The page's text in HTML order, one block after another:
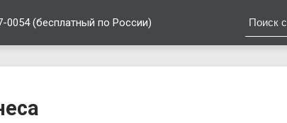
0054 (бесплатный по России)